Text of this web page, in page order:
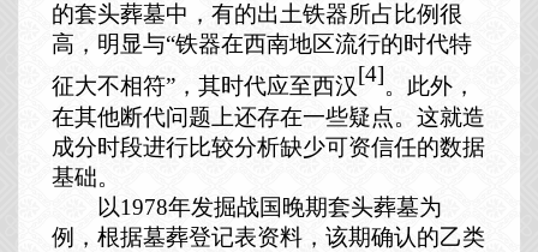
的套头葬墓中，有的出土铁器所占比例很
高，明显与“铁器在西南地区流行的时代特
征大不相符”，其时代应至西汉[4]。此外，
在其他断代问题上还存在一些疑点。这就造
成分时段进行比较分析缺少可资信任的数据
基础。
以1978年发掘战国晚期套头葬墓为
例，根据墓葬登记表资料，该期确认的乙类